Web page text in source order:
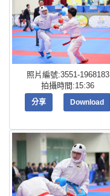
照片編號:3551-1968183
拍攝時間:15:36
分享 Download